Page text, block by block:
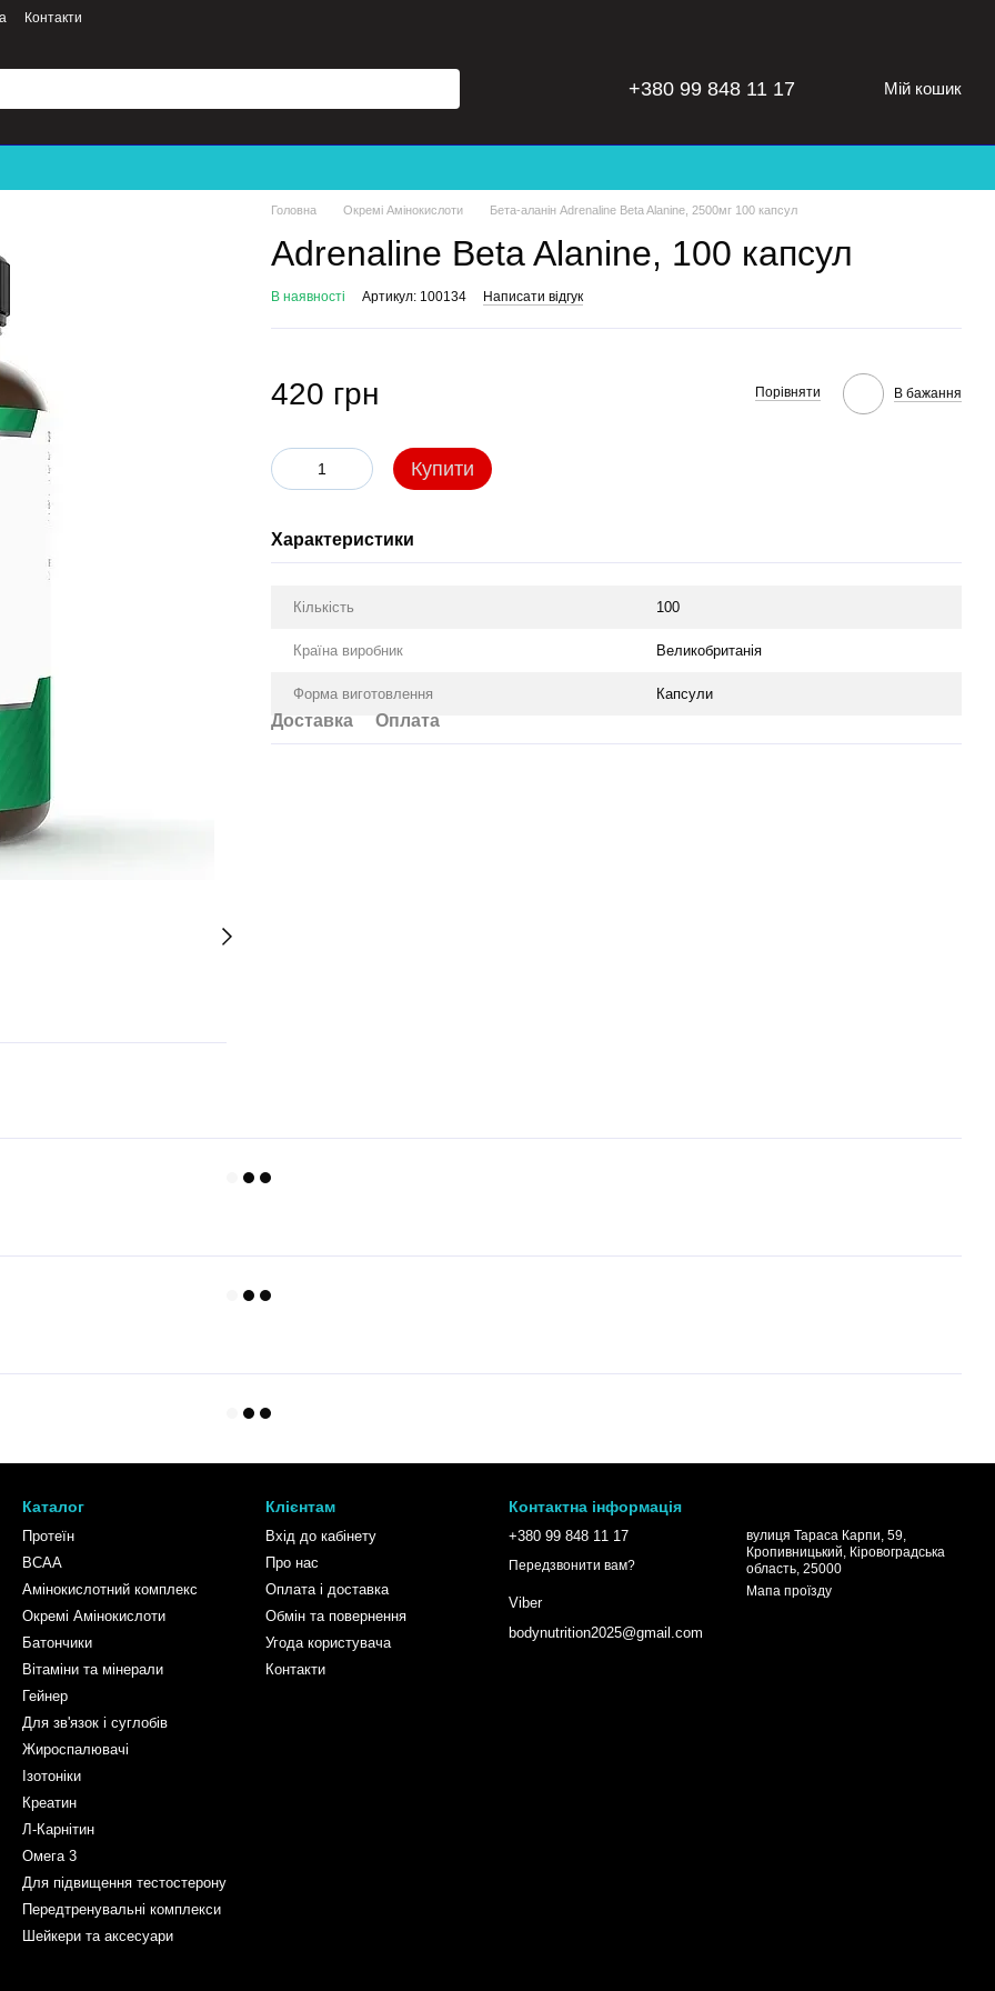
Контакти
+380 99 848 11 17 Мій кошик
Головна Окремі Амінокислоти Бета-аланін Adrenaline Beta Alanine, 2500мг 100 капсул
Adrenaline Beta Alanine, 100 капсул
В наявності Артикул: 100134 Написати відгук
420 грн Порівняти В бажання
Купити
Характеристики
Кількість 100
Країна виробник Великобританія
Форма виготовлення Капсули
Доставка Оплата
Каталог
Протеїн
BCAA
Амінокислотний комплекс
Окремі Амінокислоти
Батончики
Вітаміни та мінерали
Гейнер
Для зв'язок і суглобів
Жироспалювачі
Ізотоніки
Креатин
Л-Карнітин
Омега 3
Для підвищення тестостерону
Передтренувальні комплекси
Шейкери та аксесуари
Клієнтам
Вхід до кабінету
Про нас
Оплата і доставка
Обмін та повернення
Угода користувача
Контакти
Контактна інформація
+380 99 848 11 17
Передзвонити вам?
Viber
bodynutrition2025@gmail.com
вулиця Тараса Карпи, 59,
Кропивницький, Кіровоградська
область, 25000
Мапа проїзду